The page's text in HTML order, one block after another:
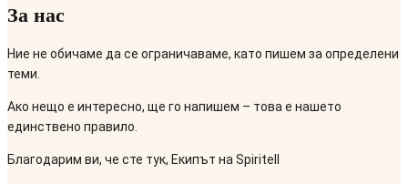
За нас
Ние не обичаме да се ограничаваме, като пишем за определени
теми.
Ако нещо е интересно, ще го напишем – това е нашето
единствено правило.
Благодарим ви, че сте тук, Екипът на Spiritell